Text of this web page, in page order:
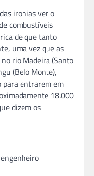
ironias ver o
combustíveis
de que tanto
uma vez que as
rio Madeira (Santo
(Belo Monte),
para entrarem em
18.000
dizem os